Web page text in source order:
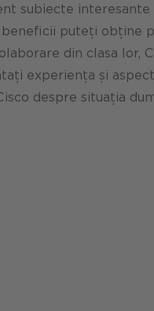
subiecte
puteți obține
din clasa lor,
experiența și
despre situația